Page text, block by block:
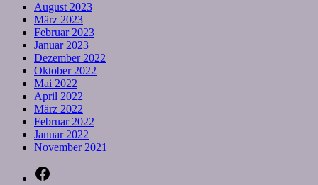
August 2023
März 2023
Februar 2023
Januar 2023
Dezember 2022
Oktober 2022
Mai 2022
April 2022
März 2022
Februar 2022
Januar 2022
November 2021